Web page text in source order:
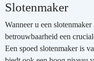
Slotenmaker
Wanneer u een
betrouwbaarheid een
Een spoed slotenmaker is